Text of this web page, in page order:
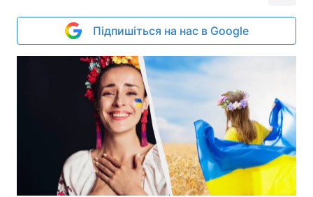
Підпишіться на нас в Google